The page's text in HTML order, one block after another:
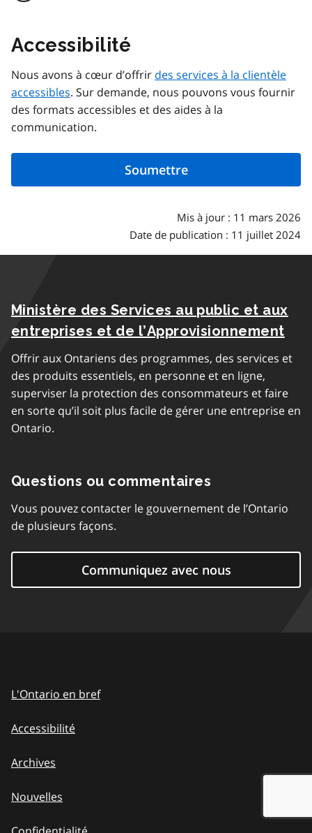
Accessibilité
Nous avons à cœur d’offrir des services à la clientèle
accessibles. Sur demande, nous pouvons vous fournir
des formats accessibles et des aides à la
communication.
Mis à jour : 11 mars 2026
Date de publication : 11 juillet 2024
Ministère des Services au public et aux
entreprises et de l’Approvisionnement
Offrir aux Ontariens des programmes, des services et
des produits essentiels, en personne et en ligne,
superviser la protection des consommateurs et faire
en sorte qu’il soit plus facile de gérer une entreprise en
Ontario.
Questions ou commentaires
Vous pouvez contacter le gouvernement de l’Ontario
de plusieurs façons.
Communiquez avec nous
L'Ontario en bref
Accessibilité
Archives
Nouvelles